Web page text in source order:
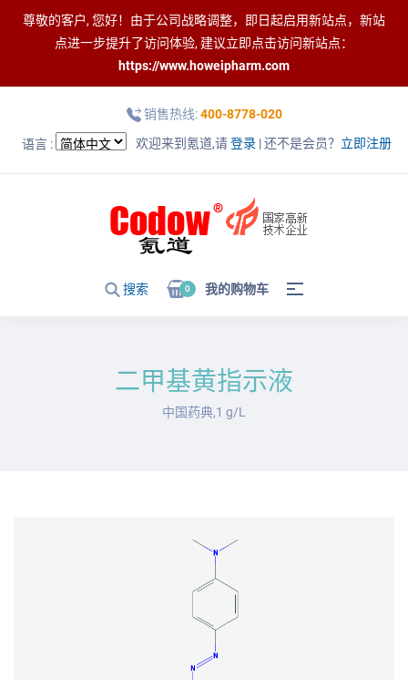
尊敬的客户, 您好！由于公司战略调整，即日起启用新站点，新站
点进一步提升了访问体验, 建议立即点击访问新站点：
https://www.howeipharm.com
销售热线:400-8778-020
语言 : 欢迎来到氪道,请登录| 还不是会员？ 立即注册
搜索 0 我的购物车
二甲基黄指示液
中国药典,1 g/L